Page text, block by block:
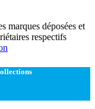
marques déposées et
respectifs